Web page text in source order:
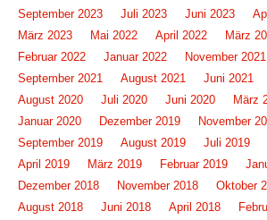
September 2023
Juli 2023 Juni 2023
März 2023
Mai 2022 April 2022
März
Februar 2022
Januar 2022
November 2021
September 2021
August 2021 Juni 2021
August 2020
Juli 2020 Juni 2020
März
Januar 2020
Dezember 2019
November
September 2019
August 2019 Juli 2019
April 2019
März 2019 Februar 2019
Dezember 2018
November 2018
Oktober
August 2018
Juni 2018 April 2018